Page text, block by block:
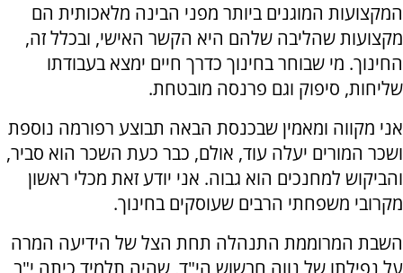
המקצועות המוגנים ביותר מפני הבינה מלאכותית הם
מקצועות שהליבה שלהם היא הקשר האישי, ובכלל זה,
החינוך. מי שבוחר בחינוך כדרך חיים ימצא בעבודתו
שליחות, סיפוק וגם פרנסה מובטחת.
אני מקווה ומאמין שבכנסת הבאה תבוצע רפורמה נוספת
ושכר המורים יעלה עוד, אולם, כבר כעת השכר הוא סביר,
והביקוש למחנכים הוא גבוה. אני יודע זאת מכלי ראשון
מקרובי משפחתי הרבים שעוסקים בחינוך.
השבת המרוממת התנהלה תחת הצל של הידיעה המרה